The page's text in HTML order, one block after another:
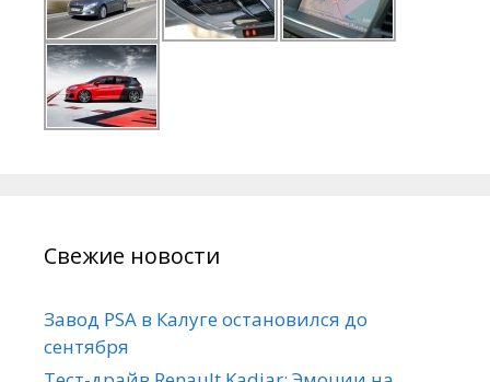
Свежие новости
Завод PSA в Калуге остановился до
сентября